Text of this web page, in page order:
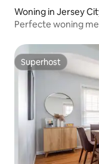
Woning in Jersey
Perfecte woning
Superhost
Superhost